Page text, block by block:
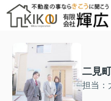
二見
担当：